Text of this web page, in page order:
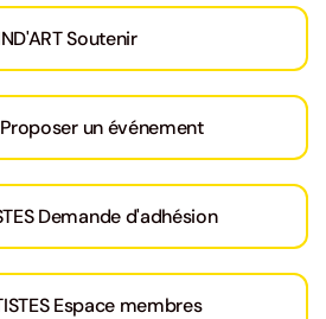
Soutenir
Proposer un événement
Demande d'adhésion
Espace membres